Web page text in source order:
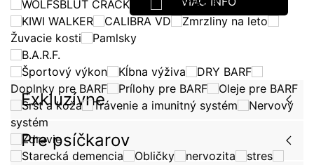
WOLFSBLUT CRACKERS
SMOOKIES
KIWI WALKER
CALIBRA VD
Zmrzliny na leto
Žuvacie kosti
Pamlsky
B.A.R.F.
Športový výkon
Kĺbna výživa
DRY BARF
Doplnky pre BARF
Prílohy pre BARF
Oleje pre BARF
Srsť a koža
Trávenie a imunitný systém
Nervový
systém
Zdravie
Starecká demencia
Obličky nervozita
stres
Exkluzívne
Pre psíčkarov